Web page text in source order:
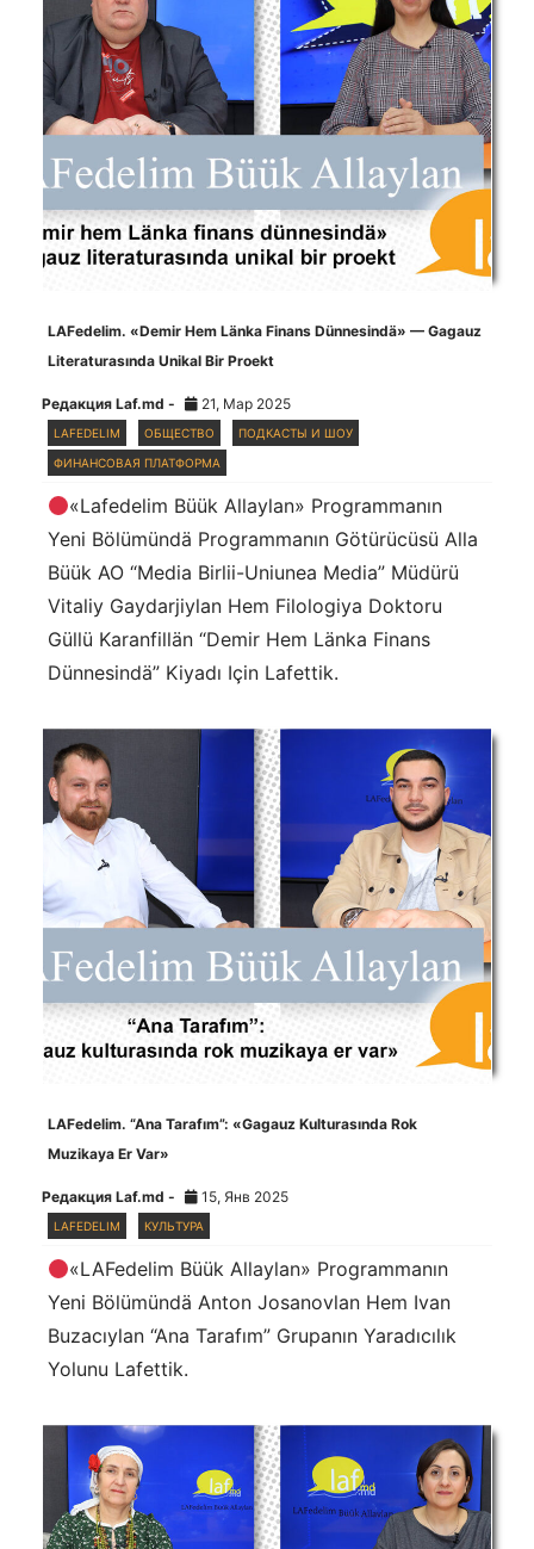
LAFedelim. «Demir Hem Länka Finans Dünnesindä» — Gagauz
Literaturasında Unikal Bir Proekt
Редакция Laf.md - 21, Мар 2025
LAFEDELIM ОБЩЕСТВО ПОДКАСТЫ И ШОУ
ФИНАНСОВАЯ ПЛАТФОРМА
«Lafedelim Büük Allaylan» Programmanın
Yeni Bölümündä Programmanın Götürücüsü Alla
Büük AO “Media Birlii-Uniunea Media” Müdürü
Vitaliy Gaydarjiylan Hem Filologiya Doktoru
Güllü Karanfillän “Demir Hem Länka Finans
Dünnesindä” Kiyadı Için Lafettik.
LAFedelim. “Ana Tarafım”: «Gagauz Kulturasında Rok
Muzikaya Er Var»
Редакция Laf.md - 15, Янв 2025
LAFEDELIM КУЛЬТУРА
«LAFedelim Büük Allaylan» Programmanın
Yeni Bölümündä Anton Josanovlan Hem Ivan
Buzacıylan “Ana Tarafım” Grupanın Yaradıcılık
Yolunu Lafettik.